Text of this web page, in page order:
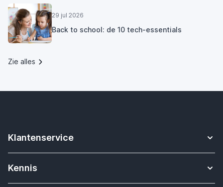
29 jul 2026
Back to school: de 10 tech-essentials
Zie alles
Klantenservice
Contact
Kennis